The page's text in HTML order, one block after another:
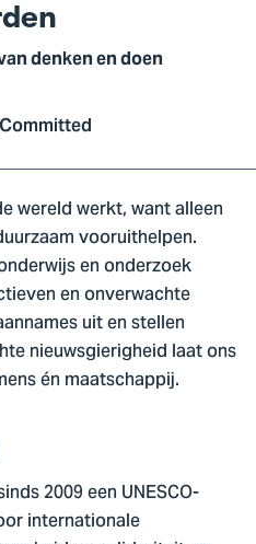
denken en doen
Committed
wereld werkt, want alleen
vooruithelpen.
en onderzoek
en onverwachte
uit en stellen
nieuwsgierigheid laat ons
én maatschappij.
2009 een UNESCO-
internationale